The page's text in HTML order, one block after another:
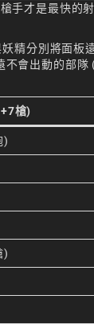
手才是最快的
精分別將面板
會出動的部
槍)
)
)